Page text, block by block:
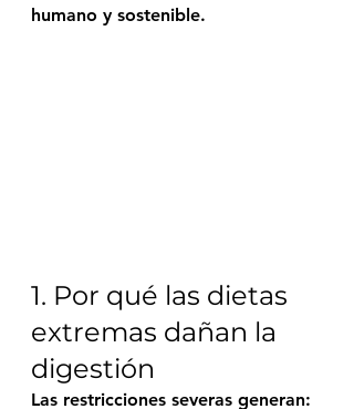
humano y sostenible.
1. Por qué las dietas
extremas dañan la
digestión
Las restricciones severas generan: